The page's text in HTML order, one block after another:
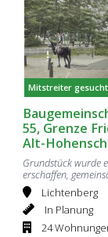
Mitstreiter gesucht
55, Grenze
Alt-
Grundstück wurde
erschaffen,
Lichtenberg
In Planung
24